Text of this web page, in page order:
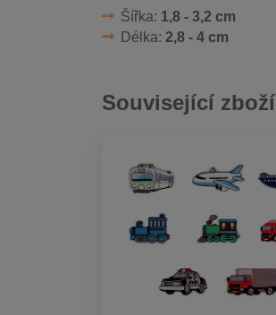
Šířka: 1,8 - 3,2 cm
Délka: 2,8 - 4 cm
Související zboží